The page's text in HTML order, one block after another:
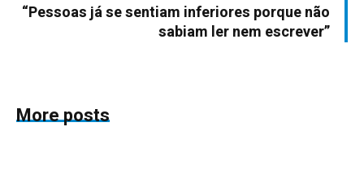
“Pessoas já se sentiam inferiores porque não
sabiam ler nem escrever”
More posts